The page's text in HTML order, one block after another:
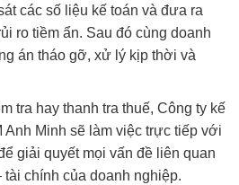
các số liệu kế toán và đưa ra
ro tiềm ẩn. Sau đó cùng doanh
án tháo gỡ, xử lý kịp thời và
tra hay thanh tra thuế, Công ty kế
Anh Minh sẽ làm việc trực tiếp với
giải quyết mọi vấn đề liên quan
tài chính của doanh nghiệp.